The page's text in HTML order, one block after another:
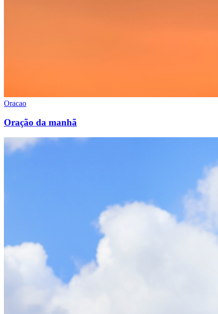
Oracao
Oração da manhã